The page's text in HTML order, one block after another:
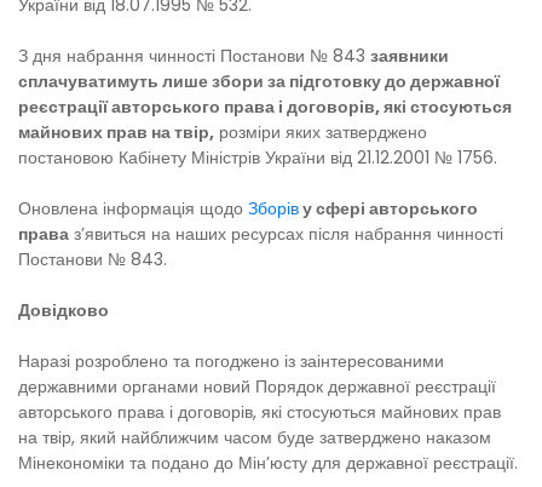
З дня набрання чинності Постанови № 843 заявники
сплачуватимуть лише збори за підготовку до державної
реєстрації авторського права і договорів, які стосуються
майнових прав на твір, розміри яких затверджено
постановою Кабінету Міністрів України від 21.12.2001 № 1756.
Оновлена інформація щодо Зборіву сфері авторського
права з’явиться на наших ресурсах після набрання чинності
Постанови № 843.
Довідково
Наразі розроблено та погоджено із заінтересованими
державними органами новий Порядок державної реєстрації
авторського права і договорів, які стосуються майнових прав
на твір, який найближчим часом буде затверджено наказом
Мінекономіки та подано до Мін’юсту для державної реєстрації.